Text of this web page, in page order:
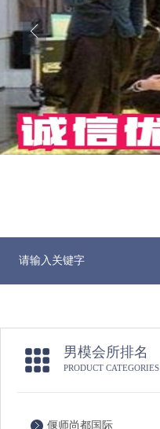
男模会所排名
PRODUCT CATEGORIES
偃师尚都国际